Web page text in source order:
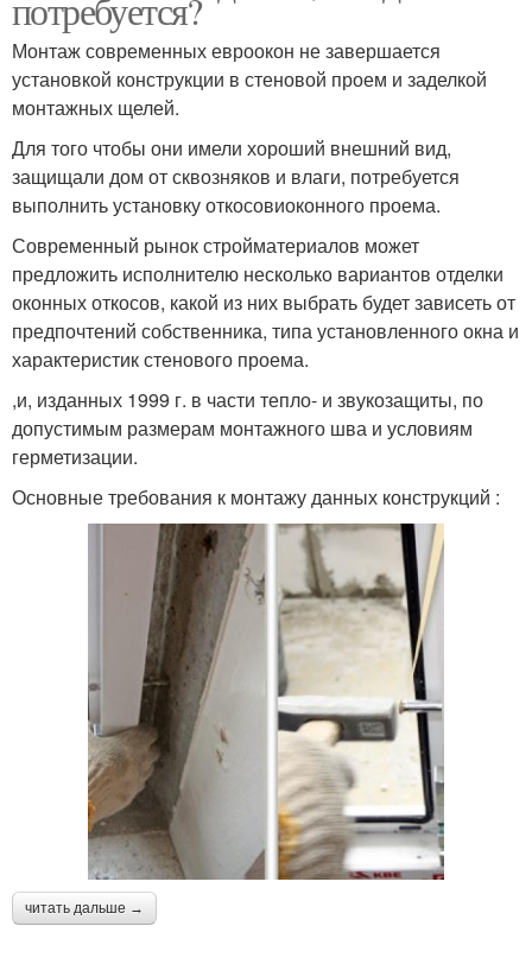
Монтаж современных евроокон не завершается
установкой конструкции в стеновой проем и заделкой
монтажных щелей.
Для того чтобы они имели хороший внешний вид,
защищали дом от сквозняков и влаги, потребуется
выполнить установку откосовиоконного проема.
Современный рынок стройматериалов может
предложить исполнителю несколько вариантов отделки
оконных откосов, какой из них выбрать будет зависеть от
предпочтений собственника, типа установленного окна и
характеристик стенового проема.
,и, изданных 1999 г. в части тепло- и звукозащиты, по
допустимым размерам монтажного шва и условиям
герметизации.
Основные требования к монтажу данных конструкций :
читать дальше →